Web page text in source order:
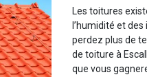
Les toitures
l’humidité et
perdez plus de
de toiture à
que vous